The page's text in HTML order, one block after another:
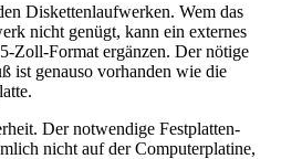
Diskettenlaufwerken. Wem das
nicht genügt, kann ein externes
Zoll-Format ergänzen. Der nötige
ist genauso vorhanden wie die
Der notwendige Festplatten-
nicht auf der Computerplatine,